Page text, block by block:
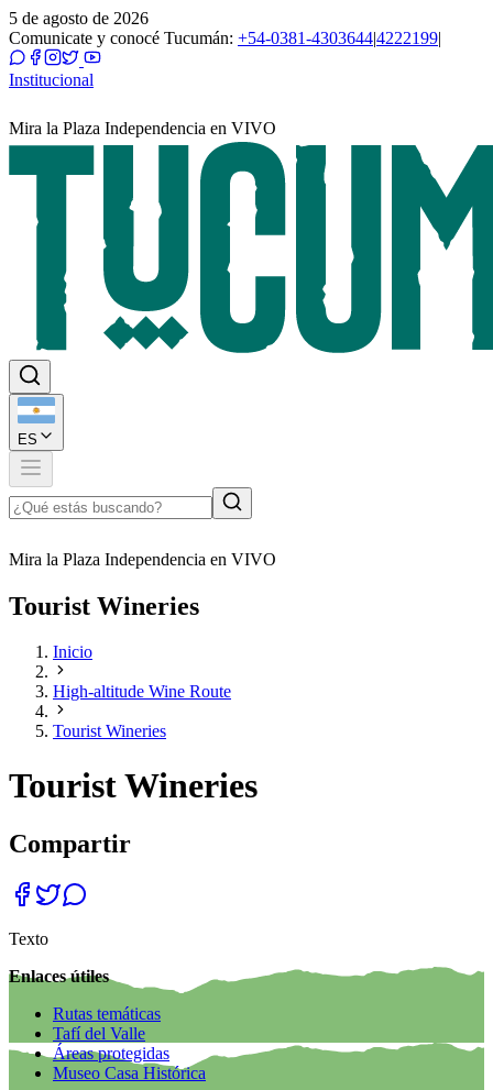
5 de agosto de 2026
Comunicate y conocé Tucumán: +54-0381-4303644|4222199|
Institucional
Mira la Plaza Independencia en VIVO
ES
Mira la Plaza Independencia en VIVO
Tourist Wineries
Inicio
High-altitude Wine Route
Tourist Wineries
Tourist Wineries
Compartir
Texto
Enlaces útiles
Rutas temáticas
Tafí del Valle
Áreas protegidas
Museo Casa Histórica